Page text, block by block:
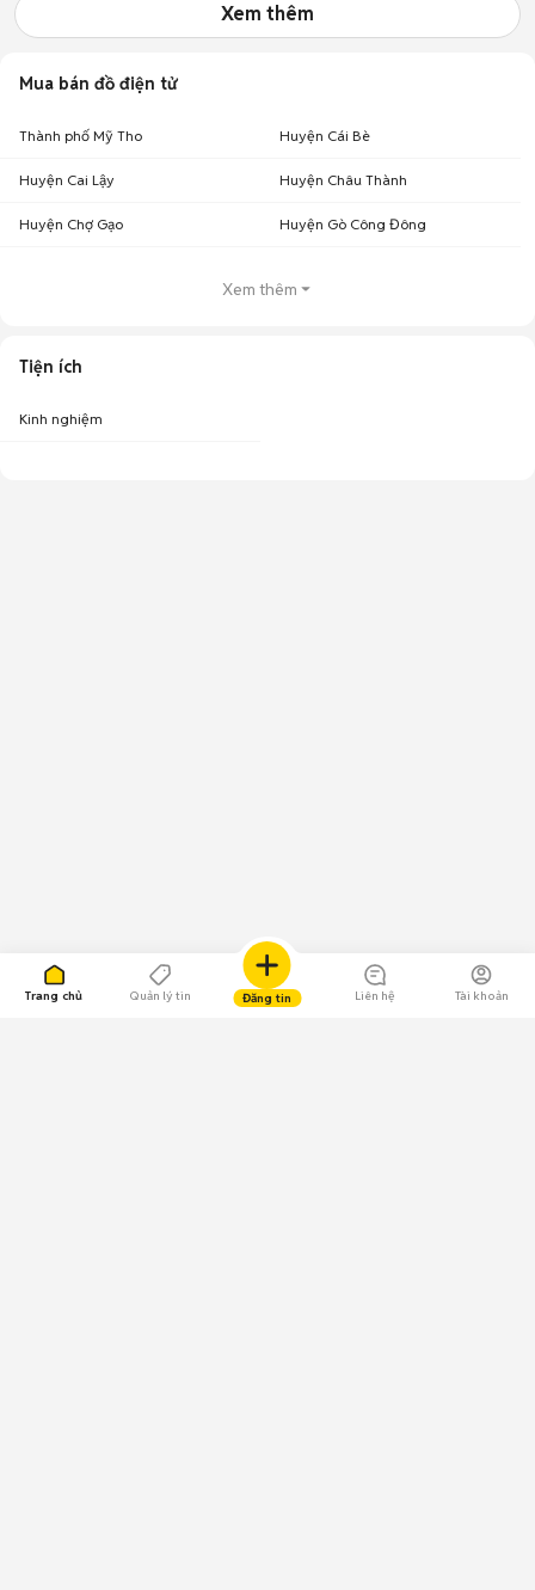
Trang chủ Quản lý tin Đăng tin Liên hệ Tài khoản
Xem thêm
Mua bán đồ điện tử
Thành phố Mỹ Tho Huyện Cái Bè
Huyện Cai Lậy Huyện Châu Thành
Huyện Chợ Gạo Huyện Gò Công Đông
Xem thêm
Tiện ích
Kinh nghiệm